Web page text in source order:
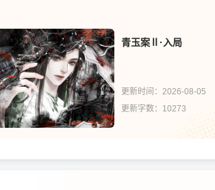
青玉案Ⅱ·入局
更新时间：2026-08-05
更新字数：10273